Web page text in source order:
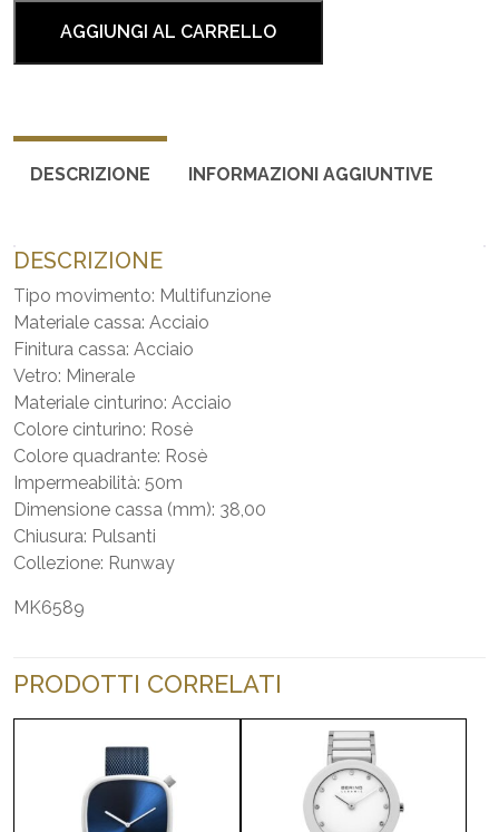
in
quantità
AGGIUNGI AL CARRELLO
DESCRIZIONE INFORMAZIONI AGGIUNTIVE
DESCRIZIONE
Tipo movimento: Multifunzione
Materiale cassa: Acciaio
Finitura cassa: Acciaio
Vetro: Minerale
Materiale cinturino: Acciaio
Colore cinturino: Rosè
Colore quadrante: Rosè
Impermeabilità: 50m
Dimensione cassa (mm): 38,00
Chiusura: Pulsanti
Collezione: Runway
MK6589
PRODOTTI CORRELATI